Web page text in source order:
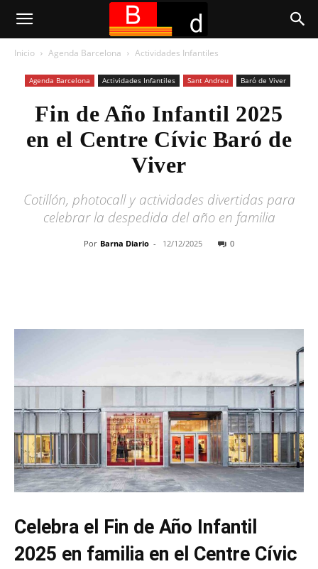
Inicio Agenda Barcelona Actividades Infantiles
Agenda Barcelona Actividades Infantiles Sant Andreu Baró de Viver
Fin de Año Infantil 2025
en el Centre Cívic Baró de
Viver
Cotillón, photocall y actividades divertidas para
celebrar la despedida del año en familia
Por Barna Diario - 12/12/2025 0
Celebra el Fin de Año Infantil
2025 en familia en el Centre Cívic